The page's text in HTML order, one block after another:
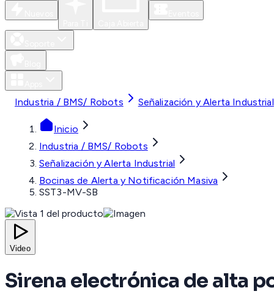
Industria / BMS/ Robots Señalización y Alerta Industrial
Inicio
Industria / BMS/ Robots
Señalización y Alerta Industrial
Bocinas de Alerta y Notificación Masiva
SST3-MV-SB
Video
Sirena electrónica de alta